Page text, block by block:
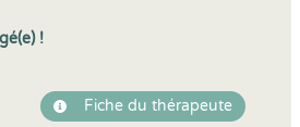
!
Fiche du thérapeute